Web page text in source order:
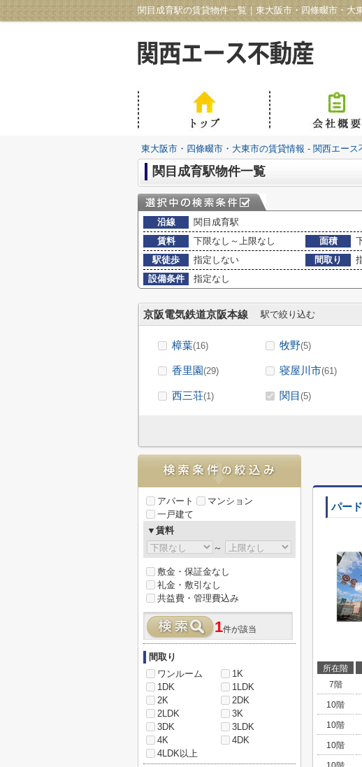
関目成育駅の賃貸物件一覧｜東大阪市・四條畷市・大
東大阪市・四條畷市・大東市の賃貸情報 - 関西エース
関目成育駅物件一覧
沿線
関目成育駅
賃料
下限なし～上限なし 面積
駅徒歩
指定しない 間取り
設備条件
指定なし
京阪電気鉄道京阪本線 駅で絞り込む
樟葉(16) 牧野(5)
香里園(29) 寝屋川市(61)
西三荘(1) 関目 (5)
パー
所在階
7階
10階
10階
10階
アパート
マンション
一戸建て
▼賃料
～
敷金・保証金なし
礼金・敷引なし
共益費・管理費込み
1件が該当
間取り
ワンルーム
1K
1DK
1LDK
2K
2DK
2LDK
3K
3DK
3LDK
4K
4DK
4LDK以上